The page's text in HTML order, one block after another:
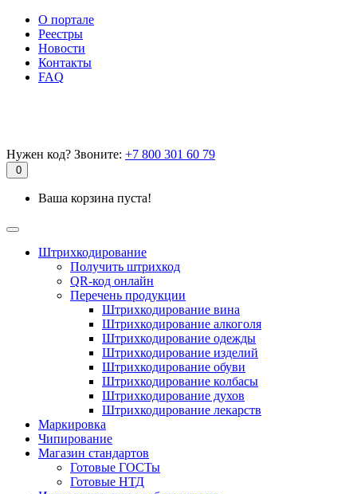
О портале
Реестры
Новости
Контакты
FAQ
Нужен код? Звоните: +7 800 301 60 79
0
Ваша корзина пуста!
Штрихкодирование
Получить штрихкод
QR-код онлайн
Перечень продукции
Штрихкодирование вина
Штрихкодирование алкоголя
Штрихкодирование одежды
Штрихкодирование изделий
Штрихкодирование обуви
Штрихкодирование колбасы
Штрихкодирование духов
Штрихкодирование лекарств
Маркировка
Чипирование
Магазин стандартов
Готовые ГОСТы
Готовые НТД